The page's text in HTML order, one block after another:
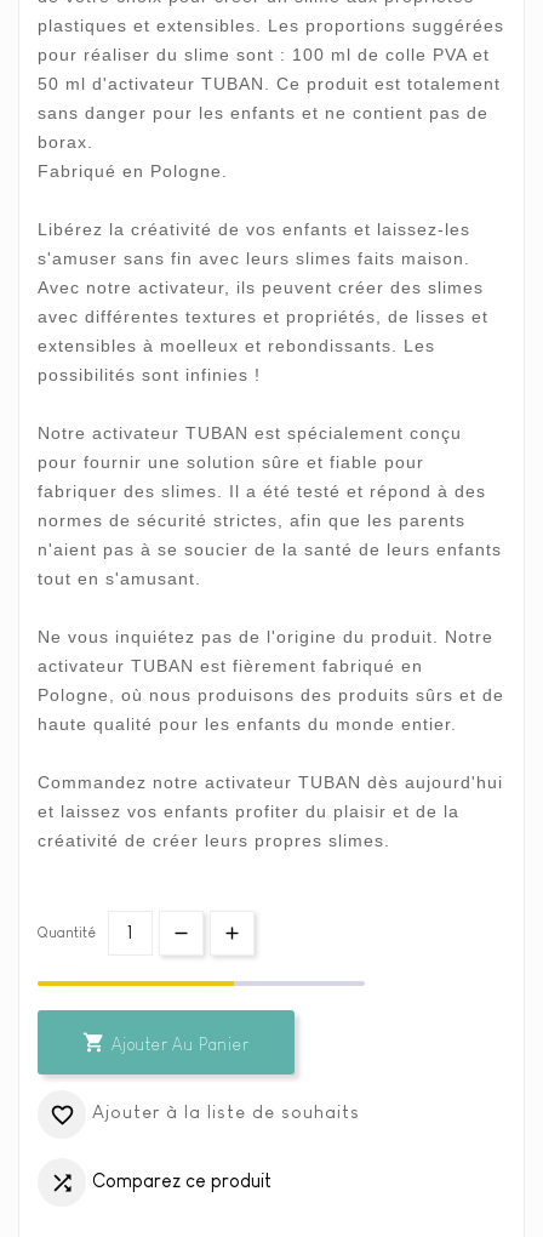
plastiques et extensibles. Les proportions suggérées
pour réaliser du slime sont : 100 ml de colle PVA et
50 ml d'activateur TUBAN. Ce produit est totalement
sans danger pour les enfants et ne contient pas de
borax.
Fabriqué en Pologne.
Libérez la créativité de vos enfants et laissez-les
s'amuser sans fin avec leurs slimes faits maison.
Avec notre activateur, ils peuvent créer des slimes
avec différentes textures et propriétés, de lisses et
extensibles à moelleux et rebondissants. Les
possibilités sont infinies !
Notre activateur TUBAN est spécialement conçu
pour fournir une solution sûre et fiable pour
fabriquer des slimes. Il a été testé et répond à des
normes de sécurité strictes, afin que les parents
n'aient pas à se soucier de la santé de leurs enfants
tout en s'amusant.
Ne vous inquiétez pas de l'origine du produit. Notre
activateur TUBAN est fièrement fabriqué en
Pologne, où nous produisons des produits sûrs et de
haute qualité pour les enfants du monde entier.
Commandez notre activateur TUBAN dès aujourd'hui
et laissez vos enfants profiter du plaisir et de la
créativité de créer leurs propres slimes.
Quantité
 Ajouter Au Panier
 Ajouter à la liste de souhaits
 Comparez ce produit